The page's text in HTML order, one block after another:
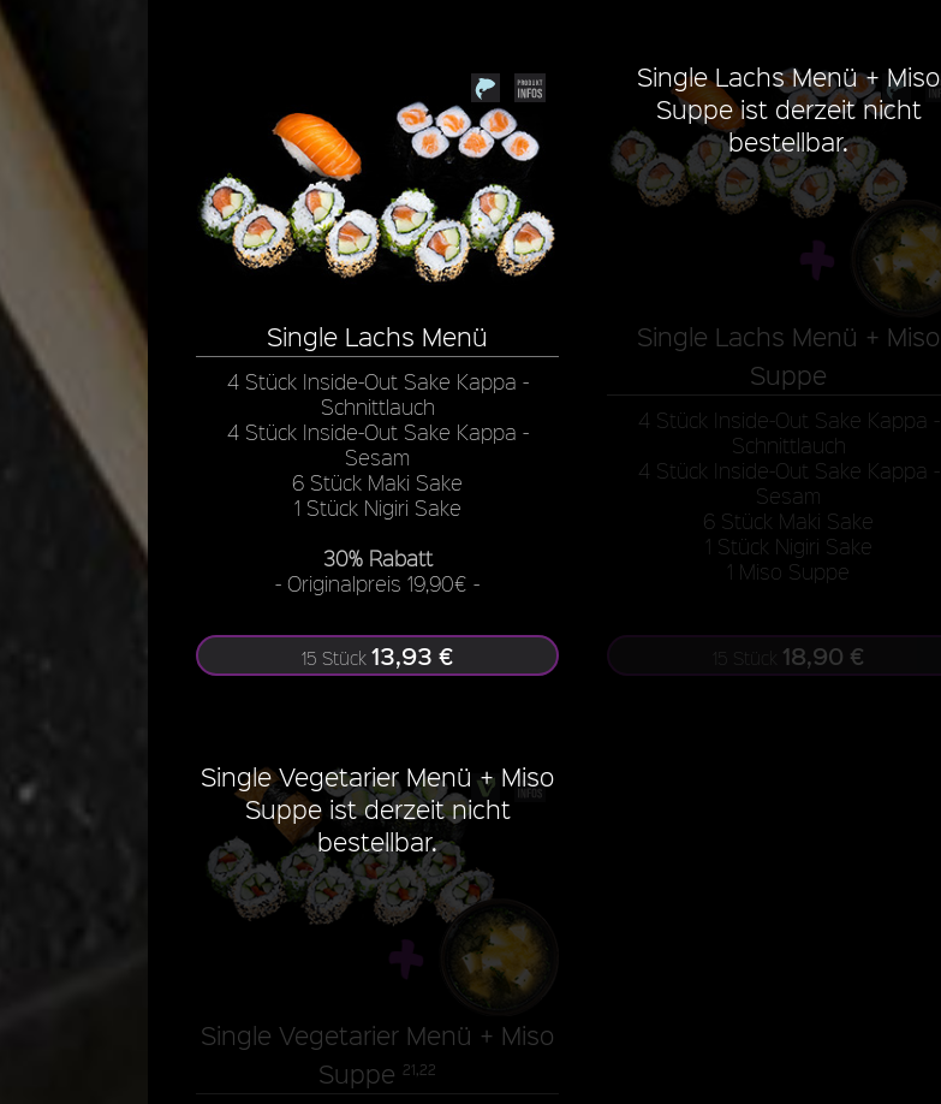
Single Lachs Menü
4 Stück Inside-Out Sake Kappa -
Schnittlauch
4 Stück Inside-Out Sake Kappa -
Sesam
6 Stück Maki Sake
1 Stück Nigiri Sake
30% Rabatt
- Originalpreis 19,90€ -
15 Stück 13,93 €
Single Lachs Menü + Miso
Suppe ist derzeit nicht
bestellbar.
Single Lachs Menü + Miso
Suppe
4 Stück Inside-Out Sake Kappa -
Schnittlauch
4 Stück Inside-Out Sake Kappa -
Sesam
6 Stück Maki Sake
1 Stück Nigiri Sake
1 Miso Suppe
15 Stück 18,90 €
Single Vegetarier Menü + Miso
Suppe ist derzeit nicht
bestellbar.
Single Vegetarier Menü + Miso
Suppe 21,22